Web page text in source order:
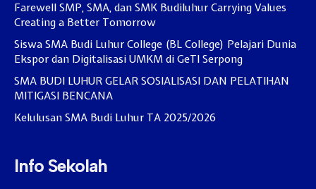
Farewell SMP, SMA, dan SMK Budiluhur Carrying Values
Creating a Better Tomorrow
Siswa SMA Budi Luhur College (BL College) Pelajari Dunia
Ekspor dan Digitalisasi UMKM di GeTI Serpong
SMA BUDI LUHUR GELAR SOSIALISASI DAN PELATIHAN
MITIGASI BENCANA
Kelulusan SMA Budi Luhur TA 2025/2026
Info Sekolah